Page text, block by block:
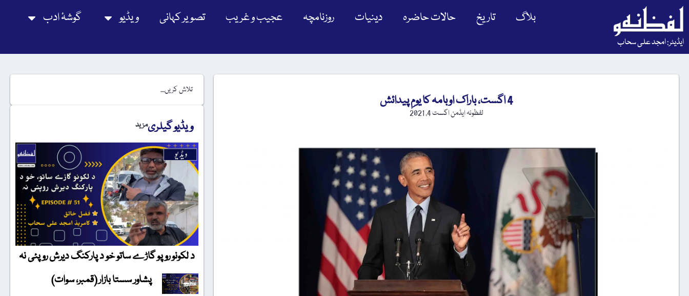
ایڈیٹر: امجد علی سحاب
بلاگ تاریخ حالات حاضرہ دینیات روزنامچہ عجیب و غریب تصویر کہانی ویڈیو گوشۂ ادب
4 اگست، باراک اوبامہ کا یومِ پیدائش
لفظونہ ایڈمناگست 4, 2021
ویڈیو گیلریمزید
د لکونو روپو گاڑے ساتو خو د پارکنگ دیرش روپئی نہ
پشاور سستا بازار (قمبر، سوات)